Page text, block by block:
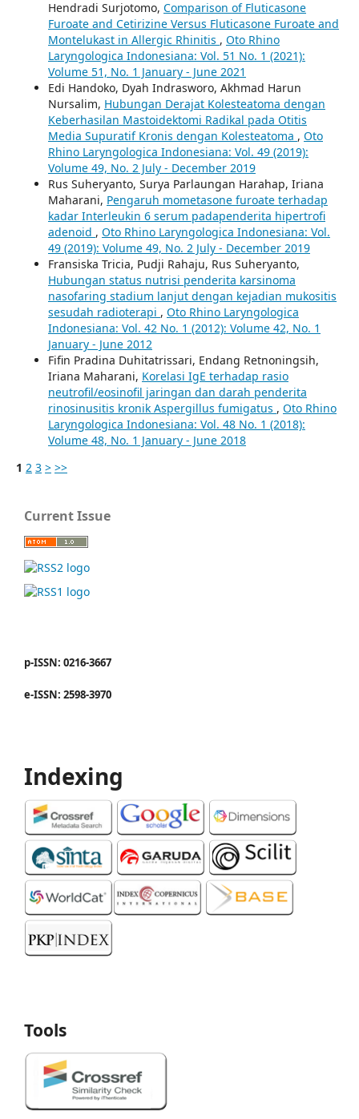
Hendradi Surjotomo, Comparison of Fluticasone
Furoate and Cetirizine Versus Fluticasone Furoate and
Montelukast in Allergic Rhinitis , Oto Rhino
Laryngologica Indonesiana: Vol. 51 No. 1 (2021):
Volume 51, No. 1 January - June 2021
Edi Handoko, Dyah Indrasworo, Akhmad Harun
Nursalim, Hubungan Derajat Kolesteatoma dengan
Keberhasilan Mastoidektomi Radikal pada Otitis
Media Supuratif Kronis dengan Kolesteatoma , Oto
Rhino Laryngologica Indonesiana: Vol. 49 (2019):
Volume 49, No. 2 July - December 2019
Rus Suheryanto, Surya Parlaungan Harahap, Iriana
Maharani, Pengaruh mometasone furoate terhadap
kadar Interleukin 6 serum padapenderita hipertrofi
adenoid , Oto Rhino Laryngologica Indonesiana: Vol.
49 (2019): Volume 49, No. 2 July - December 2019
Fransiska Tricia, Pudji Rahaju, Rus Suheryanto,
Hubungan status nutrisi penderita karsinoma
nasofaring stadium lanjut dengan kejadian mukositis
sesudah radioterapi , Oto Rhino Laryngologica
Indonesiana: Vol. 42 No. 1 (2012): Volume 42, No. 1
January - June 2012
Fifin Pradina Duhitatrissari, Endang Retnoningsih,
Iriana Maharani, Korelasi IgE terhadap rasio
neutrofil/eosinofil jaringan dan darah penderita
rinosinusitis kronik Aspergillus fumigatus , Oto Rhino
Laryngologica Indonesiana: Vol. 48 No. 1 (2018):
Volume 48, No. 1 January - June 2018
1 2 3 > >>
Current Issue
p-ISSN: 0216-3667
e-ISSN: 2598-3970
Indexing
Tools